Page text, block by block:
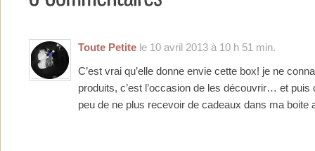
Toute Petite le 10 avril 2013 à 10 h 51 min.
C’est vrai qu’elle donne envie cette box! je ne
produits, c’est l’occasion de les découvrir… et puis
peu de ne plus recevoir de cadeaux dans ma boite